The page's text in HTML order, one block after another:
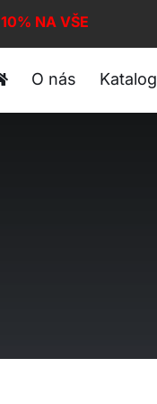
NA VŠE!
O nás Katalog